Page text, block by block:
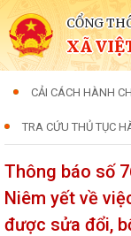
CỔNG
XÃ
CẢI CÁCH HÀNH
TRA CỨU THỦ TỤC
Thông báo số
Niêm yết về
được sửa đổi,